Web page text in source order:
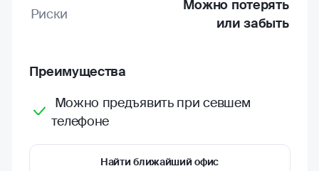
Риски
Можно потерять
или забыть
Преимущества
Можно предъявить при севшем
телефоне
Найти ближайший офис